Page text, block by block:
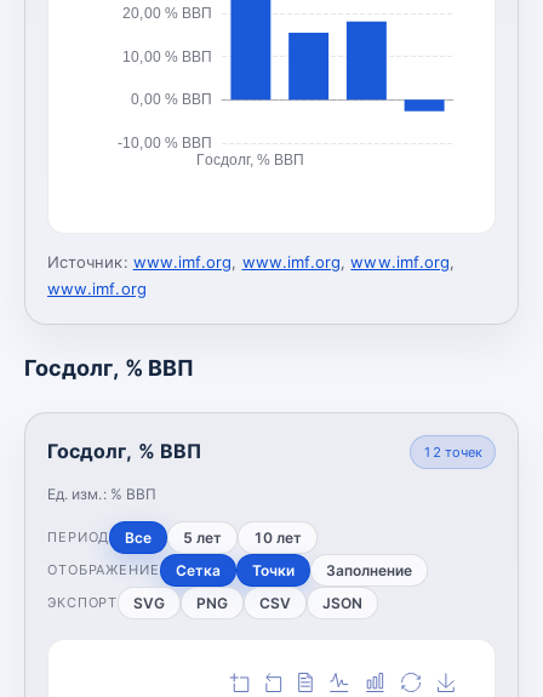
-10,00 % ВВП
0,00 % ВВП
10,00 % ВВП
20,00 % ВВП
Госдолг, % ВВП
Источник: www.imf.org, www.imf.org,www.imf.org,
www.imf.org
Госдолг, % ВВП
Госдолг, % ВВП
Ед. изм.: % ВВП
12 точек
ПЕРИОД Все 5 лет 10 лет
ОТОБРАЖЕНИЕ Сетка Точки Заполнение
ЭКСПОРТ SVG PNG CSV JSON